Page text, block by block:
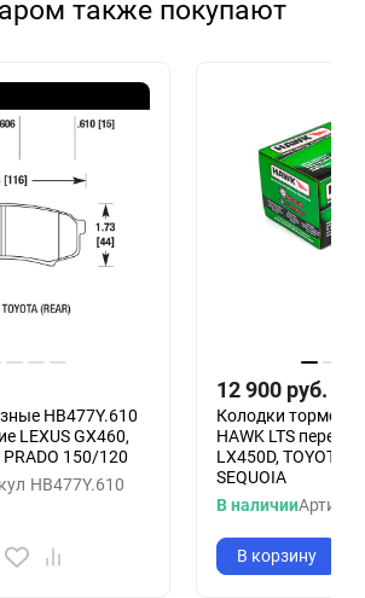
также покупают
HB477Y.610
LEXUS GX460,
PRADO 150/120
HB477Y.610
12 900 руб.
Колодки
HAWK LTS
LX450D, TOYOTA
SEQUOIA
В наличииАртикул
В корзину